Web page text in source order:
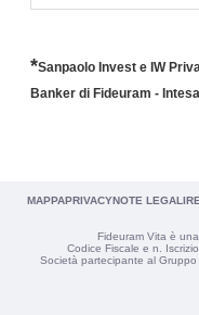
*Sanpaolo Invest e IW
Banker di Fideuram -
MAPPAPRIVACYNOTE LEGALI
Fideuram Vita è
Codice Fiscale e n.
Società partecipante al Gruppo